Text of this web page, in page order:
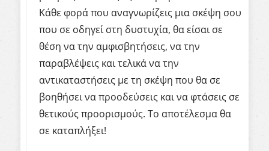
Κάθε φορά που αναγνωρίζεις μια σκέψη σου
που σε οδηγεί στη δυστυχία, θα είσαι σε
θέση να την αμφισβητήσεις, να την
παραβλέψεις και τελικά να την
αντικαταστήσεις με τη σκέψη που θα σε
βοηθήσει να προοδεύσεις και να φτάσεις σε
θετικούς προορισμούς. Το αποτέλεσμα θα
σε καταπλήξει!